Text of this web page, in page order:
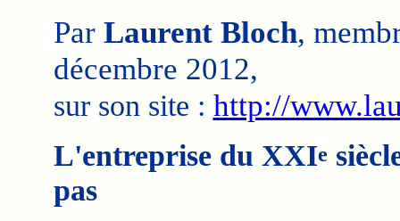
Par Laurent Bloch,
décembre 2012,
sur son site : http://
L'entreprise du XXIe
pas